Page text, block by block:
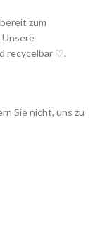
zum
Unsere
recycelbar ♡.
Sie nicht, uns zu